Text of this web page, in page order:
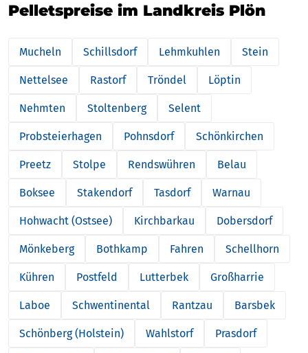
Pelletspreise im Landkreis Plön
Mucheln Schillsdorf Lehmkuhlen Stein
Nettelsee Rastorf Tröndel Löptin
Nehmten Stoltenberg Selent
Probsteierhagen Pohnsdorf Schönkirchen
Preetz Stolpe Rendswühren Belau
Boksee Stakendorf Tasdorf Warnau
Hohwacht (Ostsee) Kirchbarkau Dobersdorf
Mönkeberg Bothkamp Fahren Schellhorn
Kühren Postfeld Lutterbek Großharrie
Laboe Schwentinental Rantzau Barsbek
Schönberg (Holstein) Wahlstorf Prasdorf